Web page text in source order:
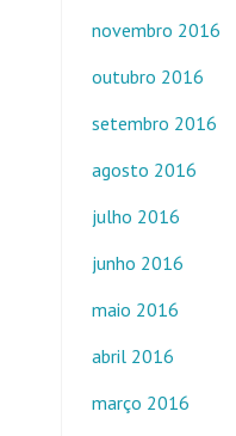
novembro 2016
outubro 2016
setembro 2016
agosto 2016
julho 2016
junho 2016
maio 2016
abril 2016
março 2016